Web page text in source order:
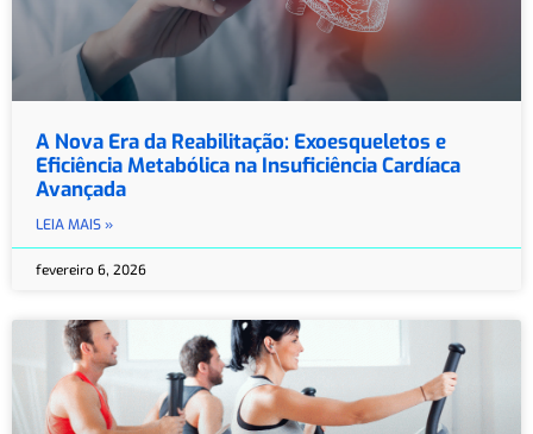
A Nova Era da Reabilitação: Exoesqueletos e
Eficiência Metabólica na Insuficiência Cardíaca
Avançada
LEIA MAIS »
fevereiro 6, 2026